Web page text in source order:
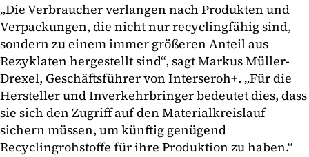
„Die Verbraucher verlangen nach Produkten und
Verpackungen, die nicht nur recyclingfähig sind,
sondern zu einem immer größeren Anteil aus
Rezyklaten hergestellt sind“, sagt Markus Müller-
Drexel, Geschäftsführer von Interseroh+. „Für die
Hersteller und Inverkehrbringer bedeutet dies, dass
sie sich den Zugriff auf den Materialkreislauf
sichern müssen, um künftig genügend
Recyclingrohstoffe für ihre Produktion zu haben.“